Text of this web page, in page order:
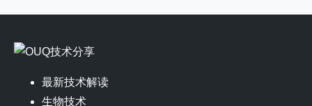
最新技术解读
生物技术